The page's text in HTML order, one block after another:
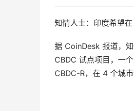
知情人士：印度希望
据 CoinDesk 报道，
CBDC 试点项目，一
CBDC-R，在 4 个城